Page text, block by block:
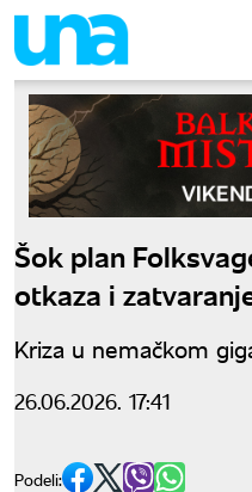
Šok plan
otkaza i
Kriza u nemačkom
26.06.2026. 17:41
Podeli: